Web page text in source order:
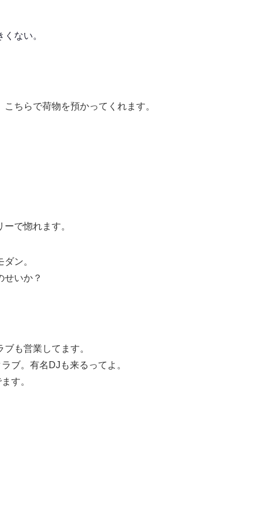
ない。
ちらで荷物を預かってくれます。
で惚れます。
ン。
せいか？
も営業してます。
ブ。有名DJも来るってよ。
す。